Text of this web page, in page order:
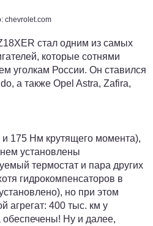
chevrolet.com
стал одним из самых
которые сотнями
уголкам России. Он ставился
а также Opel Astra, Zafira,
175 Нм крутящего момента),
установлены
термостат и пара других
гидрокомпенсаторов в
но при этом
агрегат: 400 тыс. км у
Ну и далее,